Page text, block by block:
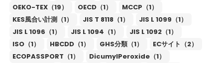
OEKO-TEX（19）
OECD（1）
MCCP（1）
KES風合い計測（1）
JIS T 8118（1）
JIS L 1099（1）
JIS L 1096（1）
JIS L 1094（1）
JIS L 1092（1）
ISO（1）
HBCDD（1） GHS分類（1）
ECサイト（2）
ECOPASSPORT（1）
DicumylPeroxide（1）